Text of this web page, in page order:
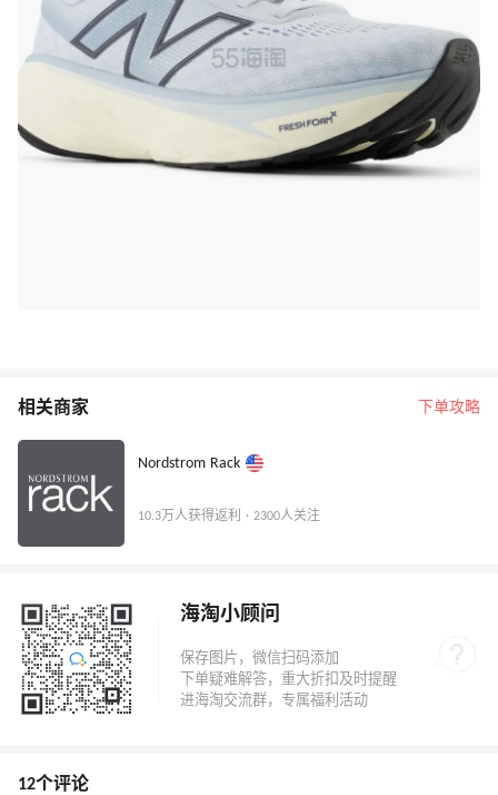
相关商家 下单攻略
Nordstrom Rack
10.3万人获得返利 · 2300人关注
海淘小顾问
12个评论